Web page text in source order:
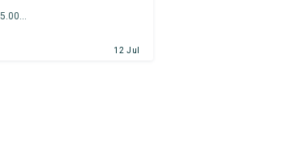
12 Jul